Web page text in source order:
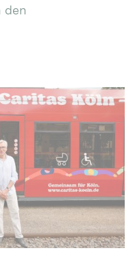
den